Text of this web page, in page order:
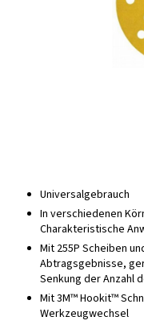
Universalgebrauch
In verschiedenen
Charakteristische
Mit 255P Scheiben
Abtragsgebnisse,
Senkung der Anzahl
Mit 3M™ Hookit™
Werkzeugwechsel